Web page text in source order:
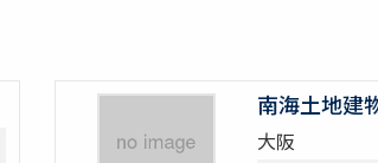
南海土地建
大阪